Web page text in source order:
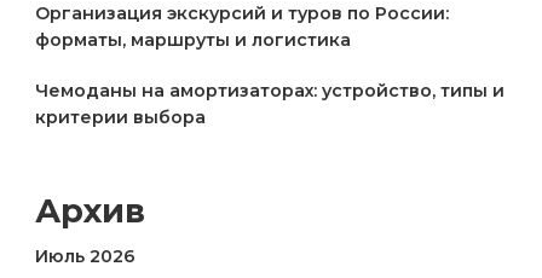
Организация экскурсий и туров по России:
форматы, маршруты и логистика
Чемоданы на амортизаторах: устройство, типы и
критерии выбора
Архив
Июль 2026